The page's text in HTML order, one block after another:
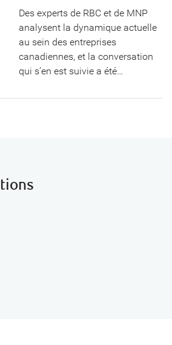
Des experts de RBC et de MNP
analysent la dynamique actuelle
au sein des entreprises
canadiennes, et la conversation
qui s’en est suivie a été…